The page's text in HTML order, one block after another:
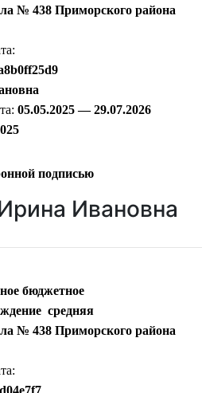
№ 438 Приморского района
05.05.2025 — 29.07.2026
подписью
Ивановна
бюджетное
средняя
№ 438 Приморского района